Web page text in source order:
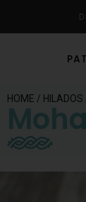
HOME / HILADOS